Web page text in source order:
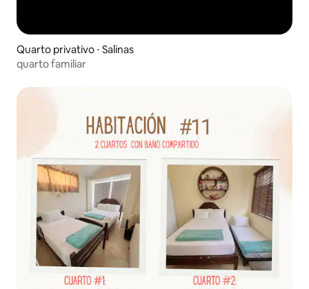
Quarto privativo ⋅ Salinas
quarto familiar